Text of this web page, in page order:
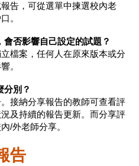
告，可從選單中揀選校內老
。
否影響自己設定的試題？
檔案，任何人在原來版本或分
。
分別？
接納分享報告的教師可查看評
及持續的報告更新。而分享評
/外老師分享。
告